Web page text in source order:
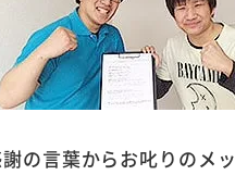
の言葉からお叱りのメ